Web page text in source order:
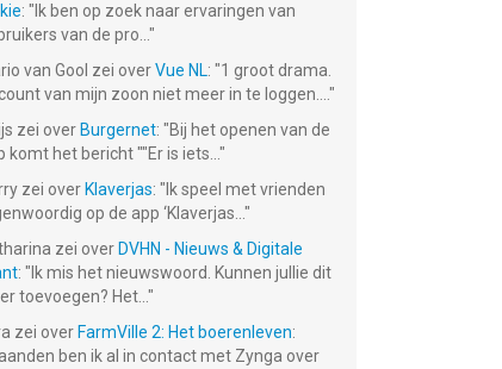
: " Ik ben op zoek naar ervaringen van
van de pro... "
van Gool zei overVue NL: "1 groot drama.
van mijn zoon niet meer in te loggen.... "
zei over Burgernet: "Bij het openen van de
komt het bericht ""Er is iets... "
zei over Klaverjas: " Ik speel met vrienden
op de app ‘Klaverjas... "
zei over DVHN - Nieuws & Digitale
: " Ik mis het nieuwswoord. Kunnen jullie dit
toevoegen? Het... "
zei over FarmVille 2: Het boerenleven:
ben ik al in contact met Zynga over